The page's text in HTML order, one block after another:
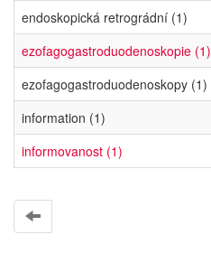
endoskopická retrográdní (1)
ezofagogastroduodenoskopie (1)
ezofagogastroduodenoskopy (1)
information (1)
informovanost (1)